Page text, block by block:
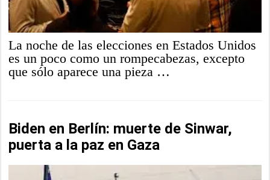
La noche de las elecciones en Estados Unidos
es un poco como un rompecabezas, excepto
que sólo aparece una pieza …
Biden en Berlín: muerte de Sinwar,
puerta a la paz en Gaza